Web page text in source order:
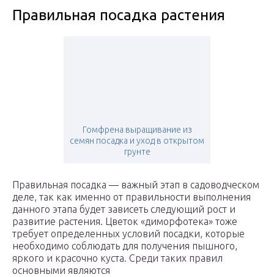
Правильная посадка растения
Гомфрена выращивание из
семян посадка и уход в открытом
грунте
Правильная посадка — важный этап в садоводческом
деле, так как именно от правильности выполнения
данного этапа будет зависеть следующий рост и
развитие растения. Цветок «диморфотека» тоже
требует определенных условий посадки, которые
необходимо соблюдать для получения пышного,
яркого и красочно куста. Среди таких правил
основными являются